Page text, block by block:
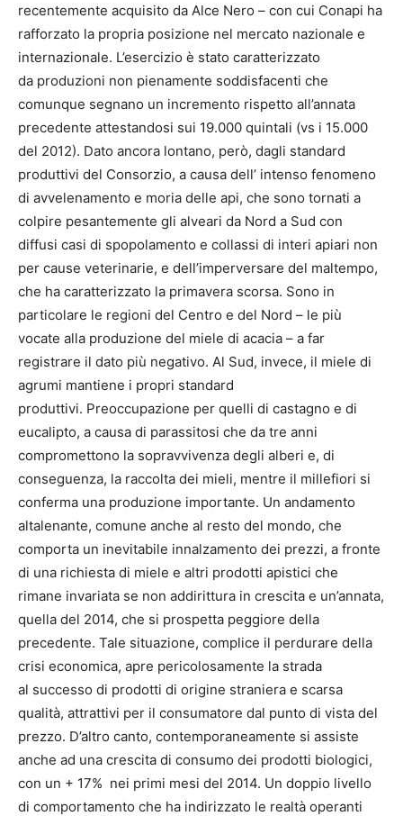
recentemente acquisito da Alce Nero – con cui Conapi ha
rafforzato la propria posizione nel mercato nazionale e
internazionale. L’esercizio è stato caratterizzato
da produzioni non pienamente soddisfacenti che
comunque segnano un incremento rispetto all’annata
precedente attestandosi sui 19.000 quintali (vs i 15.000
del 2012). Dato ancora lontano, però, dagli standard
produttivi del Consorzio, a causa dell’ intenso fenomeno
di avvelenamento e moria delle api, che sono tornati a
colpire pesantemente gli alveari da Nord a Sud con
diffusi casi di spopolamento e collassi di interi apiari non
per cause veterinarie, e dell’imperversare del maltempo,
che ha caratterizzato la primavera scorsa. Sono in
particolare le regioni del Centro e del Nord – le più
vocate alla produzione del miele di acacia – a far
registrare il dato più negativo. Al Sud, invece, il miele di
agrumi mantiene i propri standard
produttivi. Preoccupazione per quelli di castagno e di
eucalipto, a causa di parassitosi che da tre anni
compromettono la sopravvivenza degli alberi e, di
conseguenza, la raccolta dei mieli, mentre il millefiori si
conferma una produzione importante. Un andamento
altalenante, comune anche al resto del mondo, che
comporta un inevitabile innalzamento dei prezzi, a fronte
di una richiesta di miele e altri prodotti apistici che
rimane invariata se non addirittura in crescita e un’annata,
quella del 2014, che si prospetta peggiore della
precedente. Tale situazione, complice il perdurare della
crisi economica, apre pericolosamente la strada
al successo di prodotti di origine straniera e scarsa
qualità, attrattivi per il consumatore dal punto di vista del
prezzo. D’altro canto, contemporaneamente si assiste
anche ad una crescita di consumo dei prodotti biologici,
con un + 17% nei primi mesi del 2014. Un doppio livello
di comportamento che ha indirizzato le realtà operanti